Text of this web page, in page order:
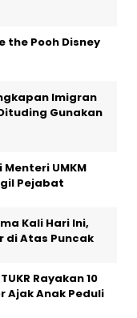
the Pooh Disney
Imigran
Gunakan
UMKM
Pejabat
Kali Hari Ini,
di Atas Puncak
Rayakan 10
Ajak Anak Peduli